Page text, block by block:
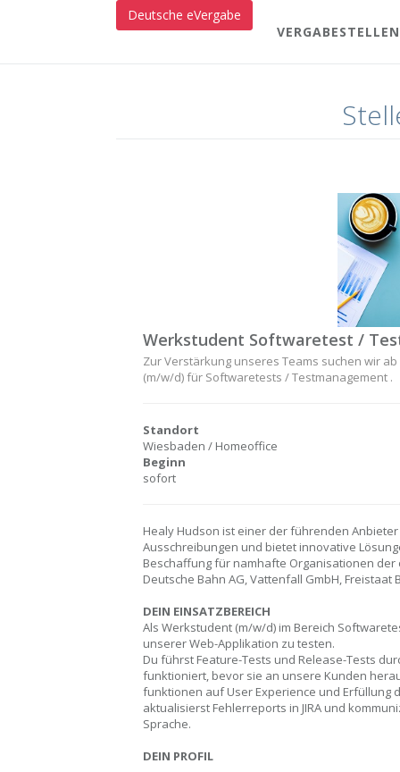
Deutsche eVergabe
VERGABESTELLEN
Werkstudent Softwaretest /
Zur Verstärkung unseres Teams suchen wir
(m/w/d) für Softwaretests / Testmanagement .
Standort
Wiesbaden / Homeoffice
Beginn
sofort
Healy Hudson ist einer der führenden
Ausschreibungen und bietet innovative
Beschaffung für namhafte Organisationen
Deutsche Bahn AG, Vattenfall GmbH,
DEIN EINSATZBEREICH
Als Werkstudent (m/w/d) im Bereich
unserer Web-Applikation zu testen.
Du führst Feature-Tests und Release-Tests
funktioniert, bevor sie an unsere Kunden
funktionen auf User Experience und
aktualisierst Fehlerreports in JIRA und
Sprache.
DEIN PROFIL